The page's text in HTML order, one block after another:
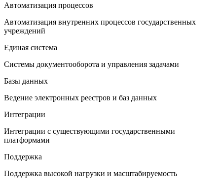
Автоматизация процессов
Автоматизация внутренних процессов государственных
учреждений
Единая система
Системы документооборота и управления задачами
Базы данных
Ведение электронных реестров и баз данных
Интеграции
Интеграции с существующими государственными
платформами
Поддержка
Поддержка высокой нагрузки и масштабируемость